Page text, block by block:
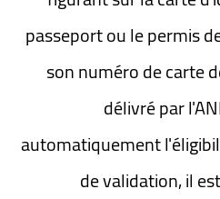
passeport ou le permis
son numéro de carte
délivré par
automatiquement
de validation, il